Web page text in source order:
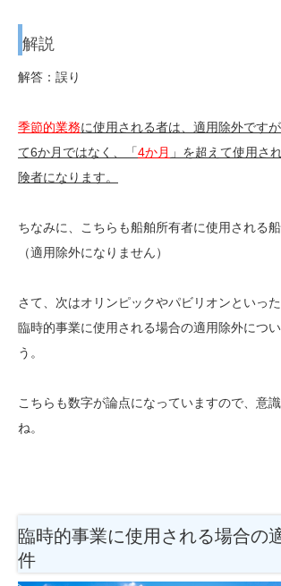
解説
解答：誤り
季節的業務に使用される者は、適用除外です
て6か月ではなく、「4か月 」を超えて使用さ
険者になります。
ちなみに、こちらも船舶所有者に使用される船
（適用除外になりません）
さて、次はオリンピックやパビリオンといっ
臨時的事業に使用される場合の適用除外につ
う。
こちらも数字が論点になっていますので、意
ね。
臨時的事業に使用される場合の
件